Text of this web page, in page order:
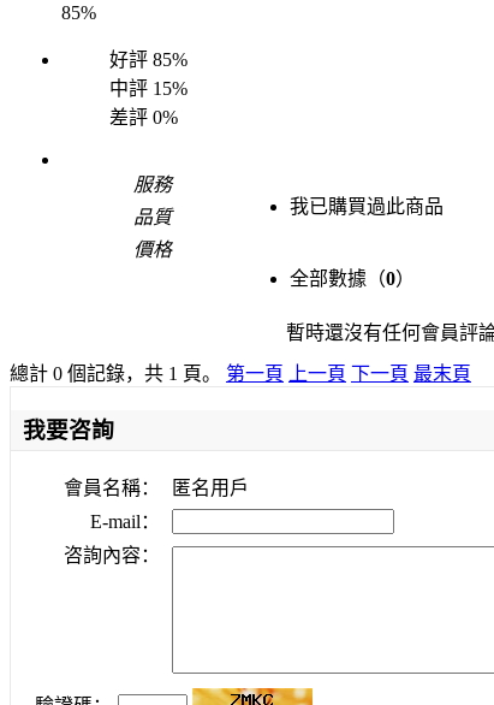
85%
好評 85%
中評 15%
差評 0%
服務
品質
價格
我已購買過此商品
全部數據（0）
暫時還沒有任何會員評
總計 0 個記錄，共 1 頁。 第一頁 上一頁 下一頁 最末頁
我要咨詢
會員名稱：
匿名用戶
E-mail：
咨詢內容：